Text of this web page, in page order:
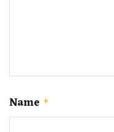
Name *